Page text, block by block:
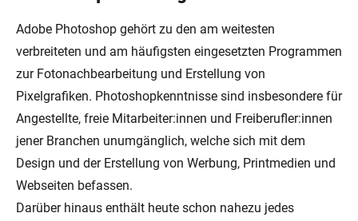
Adobe Photoshop gehört zu den am weitesten
verbreiteten und am häufigsten eingesetzten Programmen
zur Fotonachbearbeitung und Erstellung von
Pixelgrafiken. Photoshopkenntnisse sind insbesondere für
Angestellte, freie Mitarbeiter:innen und Freiberufler:innen
jener Branchen unumgänglich, welche sich mit dem
Design und der Erstellung von Werbung, Printmedien und
Webseiten befassen.
Darüber hinaus enthält heute schon nahezu jedes